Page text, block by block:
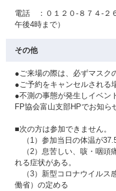
電話 ：０１２０-８７４-２
午後4時まで）
その他
●ご来場の際は、必ずマスク
●ご予約をキャンセルされる
●不測の事態が発生しイベン
FP協会富山支部HPでお知ら
■次の方は参加できません。
（1）参加当日の体温が
（2）息苦しい、咳・咽頭
れる症状がある。
（3）新型コロナウイルス
働省）の定める